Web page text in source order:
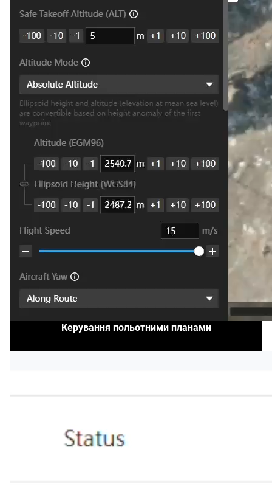
Керування польотними планами